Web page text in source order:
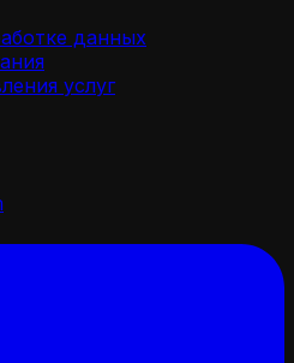
данных
услуг